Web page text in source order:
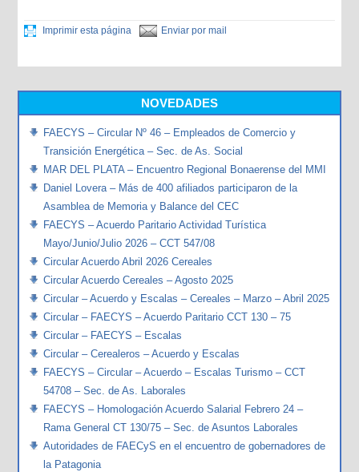
Imprimir esta página Enviar por mail
NOVEDADES
FAECYS – Circular Nº 46 – Empleados de Comercio y
Transición Energética – Sec. de As. Social
MAR DEL PLATA – Encuentro Regional Bonaerense del MMI
Daniel Lovera – Más de 400 afiliados participaron de la
Asamblea de Memoria y Balance del CEC
FAECYS – Acuerdo Paritario Actividad Turística
Mayo/Junio/Julio 2026 – CCT 547/08
Circular Acuerdo Abril 2026 Cereales
Circular Acuerdo Cereales – Agosto 2025
Circular – Acuerdo y Escalas – Cereales – Marzo – Abril 2025
Circular – FAECYS – Acuerdo Paritario CCT 130 – 75
Circular – FAECYS – Escalas
Circular – Cerealeros – Acuerdo y Escalas
FAECYS – Circular – Acuerdo – Escalas Turismo – CCT
54708 – Sec. de As. Laborales
FAECYS – Homologación Acuerdo Salarial Febrero 24 –
Rama General CT 130/75 – Sec. de Asuntos Laborales
Autoridades de FAECyS en el encuentro de gobernadores de
la Patagonia